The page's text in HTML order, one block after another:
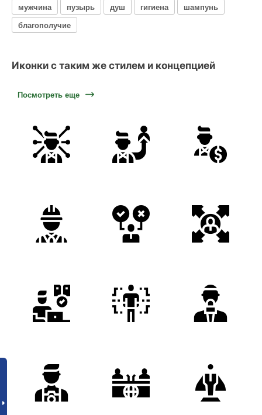
мужчина пузырь душ гигиена
шампунь
благополучие
Иконки с таким же стилем и концепцией
Посмотреть еще